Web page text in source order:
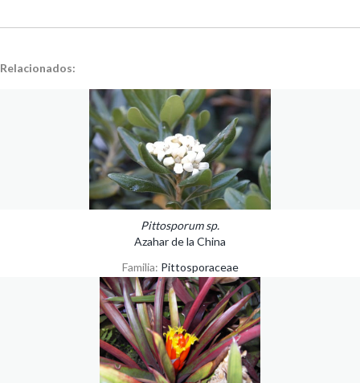
Relacionados:
Pittosporum sp.
Azahar de la China
Familia: Pittosporaceae